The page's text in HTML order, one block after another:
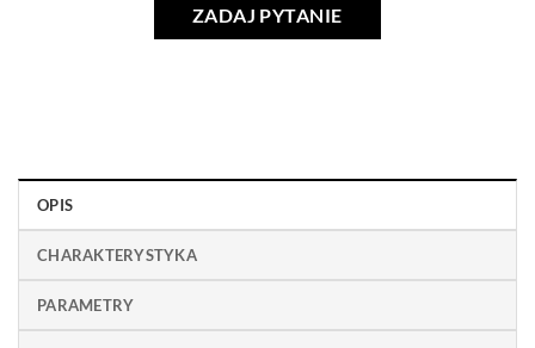
ZADAJ PYTANIE
OPIS
CHARAKTERYSTYKA
PARAMETRY